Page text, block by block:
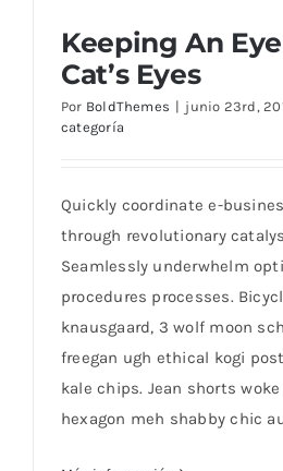
Keeping An
Cat’s Eyes
Por BoldThemes | junio 23rd,
categoría
Quickly coordinate e-
through revolutionary
Seamlessly underwhelm
procedures processes.
knausgaard, 3 wolf moon
freegan ugh ethical kogi
kale chips. Jean shorts
hexagon meh shabby chic